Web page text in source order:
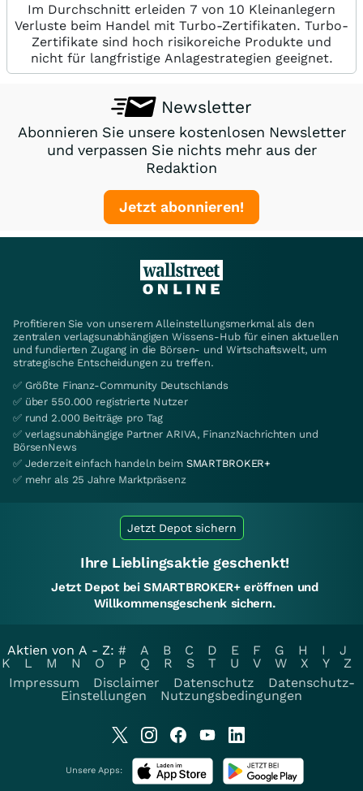
Im Durchschnitt erleiden 7 von 10 Kleinanlegern
Verluste beim Handel mit Turbo-Zertifikaten. Turbo-
Zertifikate sind hoch risikoreiche Produkte und
nicht für langfristige Anlagestrategien geeignet.
Newsletter
Abonnieren Sie unsere kostenlosen Newsletter
und verpassen Sie nichts mehr aus der
Redaktion
Jetzt abonnieren!
Profitieren Sie von unserem Alleinstellungsmerkmal als den
zentralen verlagsunabhängigen Wissens-Hub für einen aktuellen
und fundierten Zugang in die Börsen- und Wirtschaftswelt, um
strategische Entscheidungen zu treffen.
✅ Größte Finanz-Community Deutschlands
✅ über 550.000 registrierte Nutzer
✅ rund 2.000 Beiträge pro Tag
✅ verlagsunabhängige Partner ARIVA, FinanzNachrichten und
BörsenNews
✅ Jederzeit einfach handeln beim SMARTBROKER+
✅ mehr als 25 Jahre Marktpräsenz
Jetzt Depot sichern
Ihre Lieblingsaktie geschenkt!
Jetzt Depot bei SMARTBROKER+ eröffnen und
Willkommensgeschenk sichern.
Aktien von A - Z: # A B C D E F G H I
J
K
L M N O P Q R S T U V W X Y
Z
Impressum
Disclaimer Datenschutz
Datenschutz-
Einstellungen
Nutzungsbedingungen
Unsere Apps: